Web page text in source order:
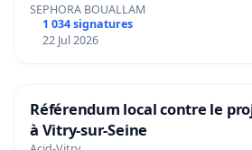
SEPHORA BOUALLAM
1 034 signatures
22 Jul 2026
Référendum local contre le
à Vitry-sur-Seine